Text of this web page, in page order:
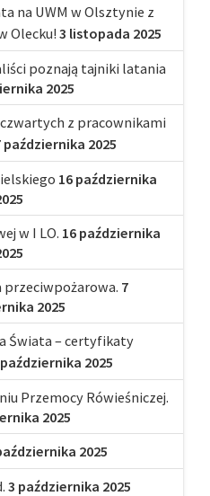
na UWM w Olsztynie z
Olecku! 3 listopada 2025
poznają tajniki latania
2025
z pracownikami
października 2025
16 października
w I LO. 16 października
przeciwpożarowa. 7
2025
Świata – certyfikaty
2025
Przemocy Rówieśniczej.
2025
2025
3 października 2025